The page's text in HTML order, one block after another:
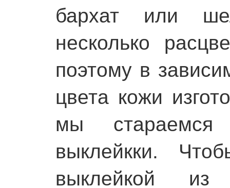
бархат или
несколько
поэтому в
цвета кожи
мы
выклейкки.
выклейкой из